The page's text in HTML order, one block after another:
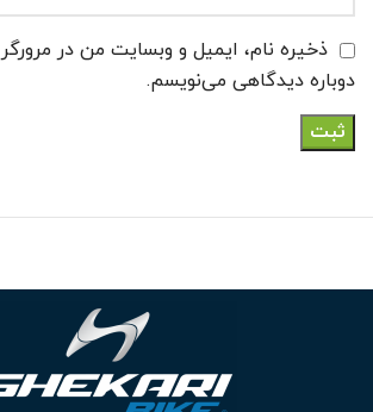
ذخیره نام، ایمیل و وبسایت من در مرورگر
دوباره دیدگاهی می‌نویسم.